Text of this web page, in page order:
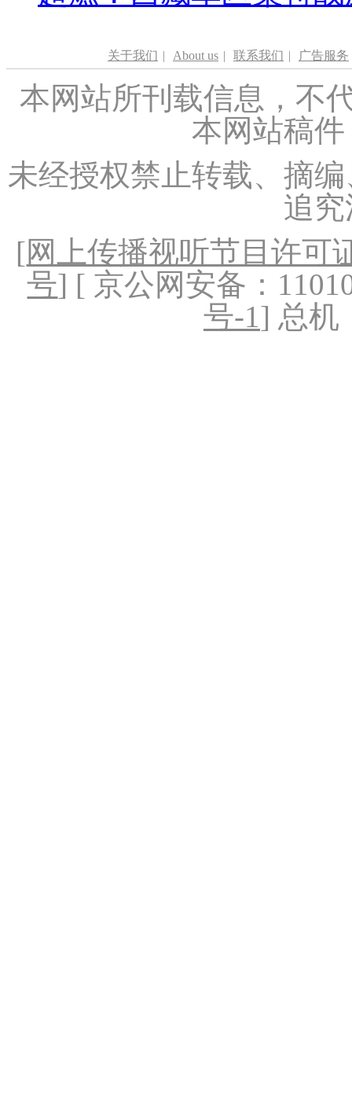
关于我们 | About us | 联系我们 | 广告服务
本网站所刊载信息，不
本网站稿
未经授权禁止转载、摘
追
[网上传播视听节目许可
号] [ 京公网安备：
号-1] 总机